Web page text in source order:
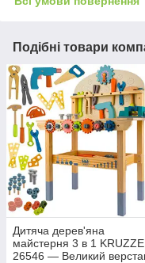
Подібні товари
Дитяча дерев'яна
майстерня 3 в 1
26546 — Великий